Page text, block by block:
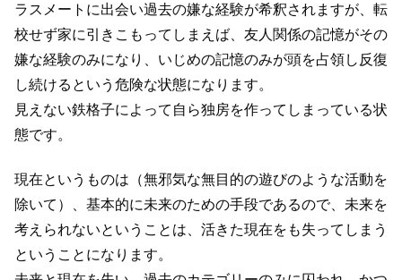
ラスメートに出会い過去の嫌な経験が希釈されますが、転
校せず家に引きこもってしまえば、友人関係の記憶がその
嫌な経験のみになり、いじめの記憶のみが頭を占領し反復
し続けるという危険な状態になります。
見えない鉄格子によって自ら独房を作ってしまっている状
態です。
現在というものは（無邪気な無目的の遊びのような活動を
除いて）、基本的に未来のための手段であるので、未来を
考えられないということは、活きた現在をも失ってしまう
ということになります。